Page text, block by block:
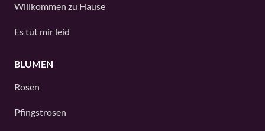
Willkommen zu Hause
Es tut mir leid
BLUMEN
Rosen
Pfingstrosen